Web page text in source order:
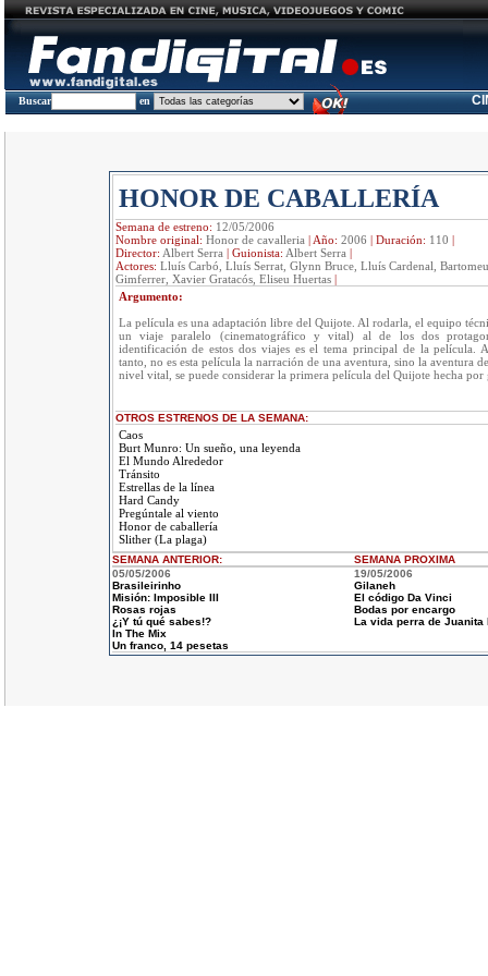
Buscar en
HONOR DE CABALLERÍA
Semana de estreno: 12/05/2006
Nombre original: Honor de cavalleria | Año: 2006 | Duración: 110 |
Director: Albert Serra | Guionista: Albert Serra |
Actores: Lluís Carbó, Lluís Serrat, Glynn Bruce, Lluís Cardenal,
Gimferrer, Xavier Gratacós, Eliseu Huertas|
Argumento:
La película es una adaptación libre del Quijote. Al rodarla, el equipo
un viaje paralelo (cinematográfico y vital) al de los dos
identificación de estos dos viajes es el tema principal de la película.
tanto, no es esta película la narración de una aventura, sino la aventura
nivel vital, se puede considerar la primera película del Quijote hecha por
OTROS ESTRENOS DE LA SEMANA:
Caos
Burt Munro: Un sueño, una leyenda
El Mundo Alrededor
Tránsito
Estrellas de la línea
Hard Candy
Pregúntale al viento
Honor de caballería
Slither (La plaga)
SEMANA ANTERIOR: SEMANA PROXIMA
05/05/2006
Brasileirinho
Misión: Imposible III
Rosas rojas
¿¡Y tú qué sabes!?
In The Mix
Un franco, 14 pesetas
19/05/2006
Gilaneh
El código Da Vinci
Bodas por encargo
La vida perra de Juanita